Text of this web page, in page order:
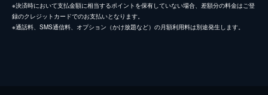
※決済時において支払金額に相当するポイントを保有していない場合、差額分の料金はご登
録のクレジットカードでのお支払いとなります。
※通話料、SMS通信料、オプション（かけ放題など）の月額利用料は別途発生します。